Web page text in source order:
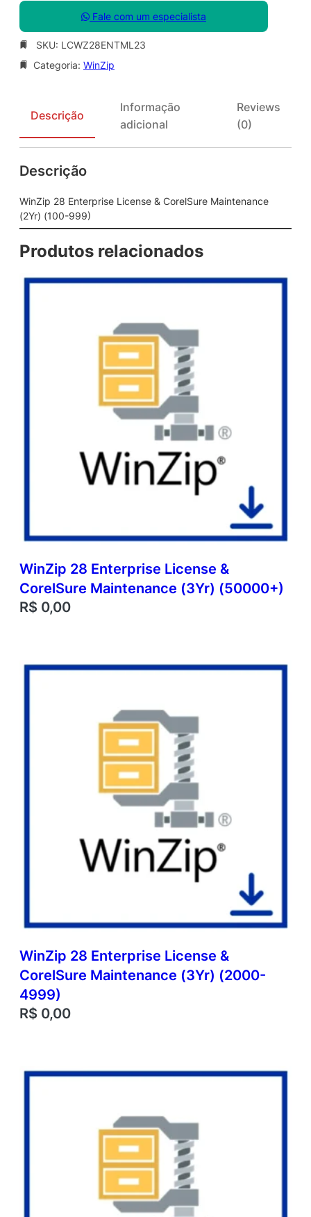
Fale com um especialista
SKU: LCWZ28ENTML23
Categoria: WinZip
Descrição
Informação
adicional
Reviews
(0)
Descrição
WinZip 28 Enterprise License & CorelSure Maintenance
(2Yr) (100-999)
Produtos relacionados
WinZip 28 Enterprise License &
CorelSure Maintenance (3Yr) (50000+)
R$ 0,00
WinZip 28 Enterprise License &
CorelSure Maintenance (3Yr) (2000-
4999)
R$ 0,00